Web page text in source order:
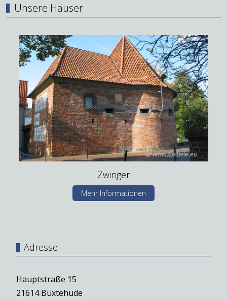
Unsere Häuser
Zwinger
Mehr Informationen
Adresse
Hauptstraße 15
21614 Buxtehude